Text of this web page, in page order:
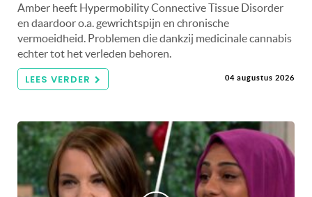
Amber heeft Hypermobility Connective Tissue Disorder
en daardoor o.a. gewrichtspijn en chronische
vermoeidheid. Problemen die dankzij medicinale cannabis
echter tot het verleden behoren.
LEES VERDER 04 augustus 2026